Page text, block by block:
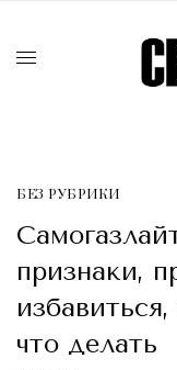
БЕЗ РУБРИКИ
признаки,
что делать